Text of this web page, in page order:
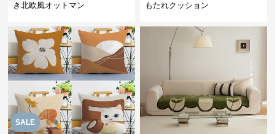
き北欧風オットマン
もたれクッション
SALE